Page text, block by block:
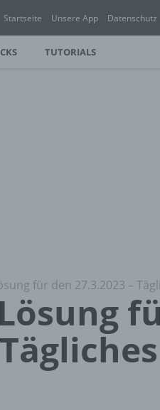
Startseite Unsere App Datenschutz
TUTORIALS
für den 27.3.2023 –